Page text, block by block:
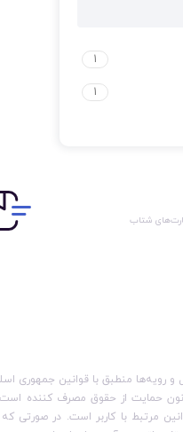
1
1
شتاب
رویه‏‌ها منطبق با قوانین جمهوری
حمایت از حقوق مصرف کننده است
مرتبط با کاربر است. در صورتی که